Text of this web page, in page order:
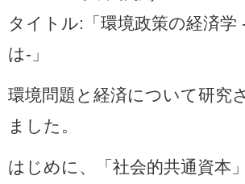
タイトル:「環境政策の経済
は-」
環境問題と経済について研究
ました。
はじめに、「社会的共通資本